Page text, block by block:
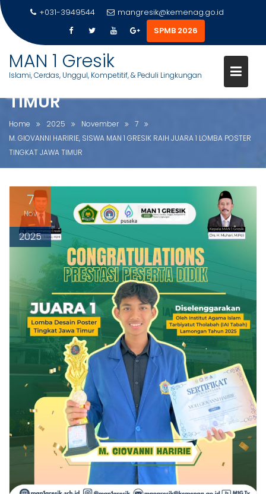
n
+031-3949544
mangresik@kemenag.go.id
SPMB 2026
MAN 1 Gresik
Islami, Cerdas, Unggul, Kompetitif, & Peduli Lingkungan
M. GIOVANNI HARIRIE, SISWA
MAN 1 GRESIK RAIH JUARA 1
LOMBA POSTER TINGKAT JAWA
TIMUR
Home 2025 November
7
M. GIOVANNI HARIRIE, SISWA MAN 1 GRESIK RAIH JUARA 1 LOMBA POSTER
TINGKAT JAWA TIMUR
7
Nov
2025